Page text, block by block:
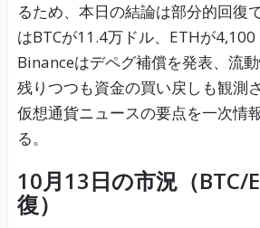
るため、本日の結論は部分的回復
はBTCが11.4万ドル、ETHが4,100
Binanceはデペグ補償を発表、流
残りつつも資金の買い戻しも観測
仮想通貨ニュースの要点を一次情
る。
10月13日の市況（BTC/
復）